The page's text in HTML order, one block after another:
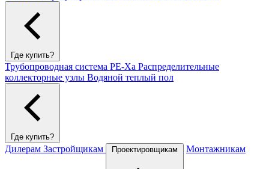
Где купить?
Трубопроводная система PE-Xa Распределительные
коллекторные узлы Водяной теплый пол
Где купить?
Дилерам Застройщикам Проектировщикам Монтажникам